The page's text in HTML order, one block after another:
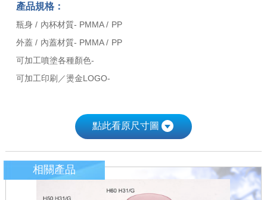
產品規格：
瓶身 / 內杯材質- PMMA / PP
外蓋 / 內蓋材質- PMMA / PP
可加工噴塗各種顏色-
可加工印刷／燙金LOGO-
點此看原尺寸圖
相關產品